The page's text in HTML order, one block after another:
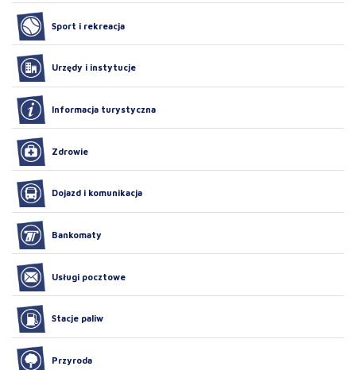
Sport i rekreacja
Urzędy i instytucje
Informacja turystyczna
Zdrowie
Dojazd i komunikacja
Bankomaty
Usługi pocztowe
Stacje paliw
Przyroda